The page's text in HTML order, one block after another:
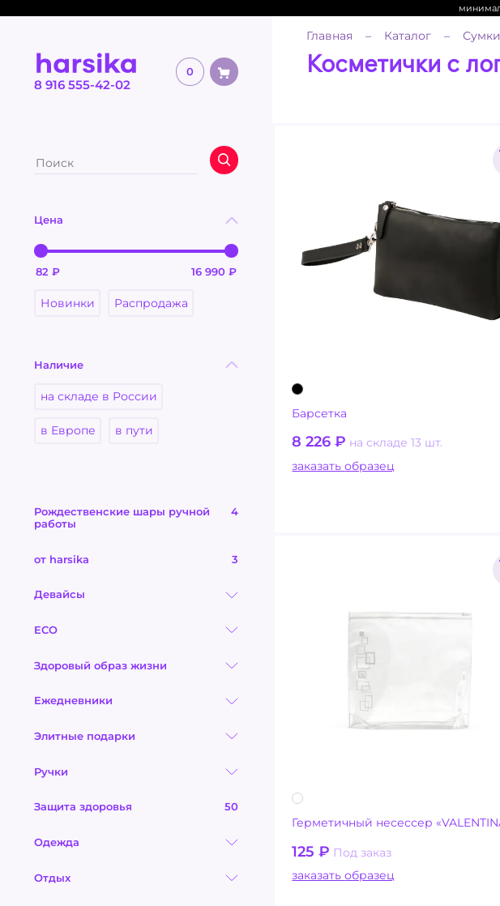
8 916 555-42-02
0
Цена
Новинки Распродажа
Наличие
на складе в России
в Европе в пути
Рождественские шары ручной
работы
4
от harsika 3
Девайсы
ECO
Здоровый образ жизни
Ежедневники
Элитные подарки
Ручки
Защита здоровья 50
Одежда
Отдых
Главная Каталог Сумки
Косметички с
Барсетка
8 226 ₽ на складе 13 шт.
заказать образец
Герметичный несессер
125 ₽ Под заказ
заказать образец